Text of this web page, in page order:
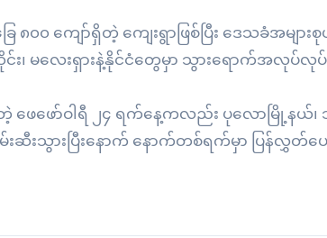
ေ ၈၀၀ ကျော်ရှိတဲ့ ကျေးရွာဖြစ်ပြီး ဒေသခံအမ
း၊ မလေးရှားနဲ့နိုင်ငံတွေမှာ သွားရောက်အလု
ဖေဖော်ဝါရီ ၂၄ ရက်နေ့ကလည်း ပုလောမြို့နယ်၊
းဆီးသွားပြီးနောက် နောက်တစ်ရက်မှာ ပြန်လွှတ်ပေ